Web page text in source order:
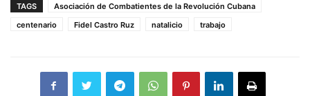
TAGS
Asociación de Combatientes de la Revolución Cubana
centenario
Fidel Castro Ruz natalicio trabajo